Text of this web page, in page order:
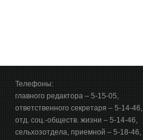
Телефоны:
главного редактора – 5-15-05,
ответственного секретаря – 5-14-46,
отд. соц.-обществ. жизни – 5-14-46,
сельхозотдела, приемной – 5-18-46,